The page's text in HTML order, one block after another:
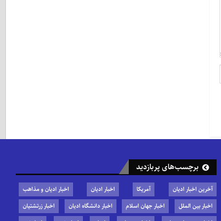
برچسب‌های پربازدید
آخرین اخبار ادیان آمریکا اخبار ادیان
اخبار ادیان و مذاهب
اخبار بین الملل
اخبار جهان اسلام اخبار دانشگاه ادیان
اخبار زرتشتیان